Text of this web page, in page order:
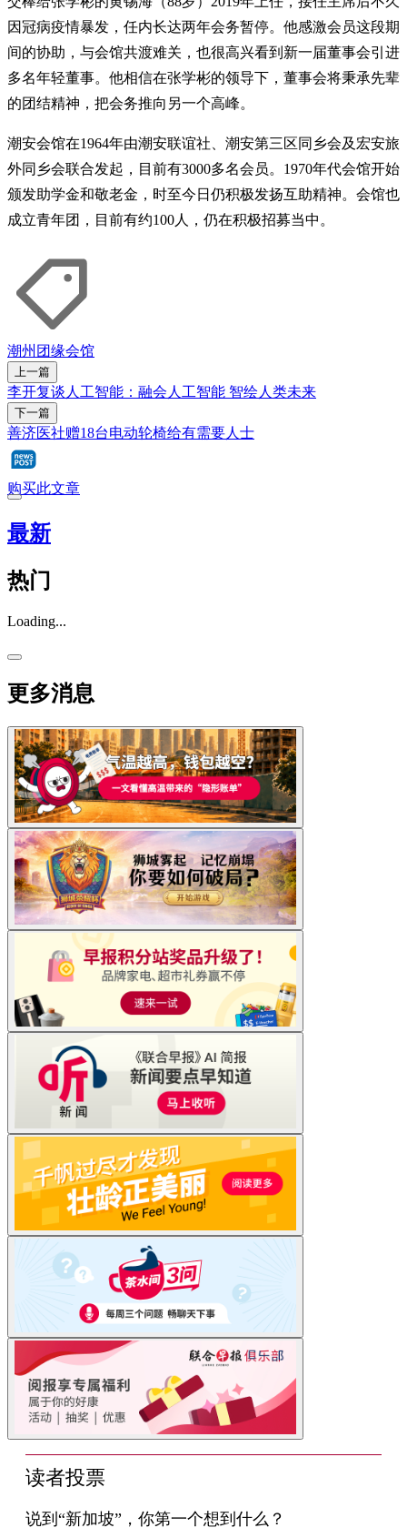
因冠病疫情暴发，任内长达两年会务暂停。他感激会员这段期
间的协助，与会馆共渡难关，也很高兴看到新一届董事会引进
多名年轻董事。他相信在张学彬的领导下，董事会将秉承先辈
的团结精神，把会务推向另一个高峰。
潮安会馆在1964年由潮安联谊社、潮安第三区同乡会及宏安旅
外同乡会联合发起，目前有3000多名会员。1970年代会馆开始
颁发助学金和敬老金，时至今日仍积极发扬互助精神。会馆也
成立青年团，目前有约100人，仍在积极招募当中。
潮州 团缘会馆
上一篇
李开复谈人工智能：融会人工智能 智绘人类未来
下一篇
善济医社赠18台电动轮椅给有需要人士
购买此文章
最新
热门
Loading...
更多消息